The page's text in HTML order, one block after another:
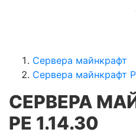
Сервера майнкрафт
Сервера майнкрафт
СЕРВЕРА
PE 1.14.30